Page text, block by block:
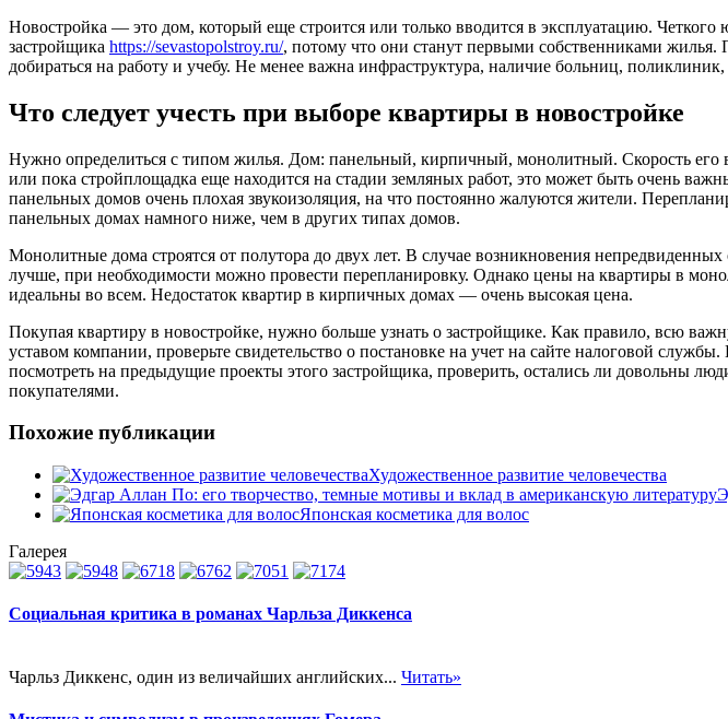
Новостройка — это дом, который еще строится или только вводится в эксплуатацию.
застройщика https://sevastopolstroy.ru/, потому что они станут первыми собственниками жилья.
добираться на работу и учебу. Не менее важна инфраструктура, наличие больниц,
Что следует учесть при выборе квартиры в новостройке
Нужно определиться с типом жилья. Дом: панельный, кирпичный, монолитный. Скорость его
или пока стройплощадка еще находится на стадии земляных работ, это может быть очень
панельных домов очень плохая звукоизоляция, на что постоянно жалуются жители.
панельных домах намного ниже, чем в других типах домов.
Монолитные дома строятся от полутора до двух лет. В случае возникновения
лучше, при необходимости можно провести перепланировку. Однако цены на квартиры в
идеальны во всем. Недостаток квартир в кирпичных домах — очень высокая цена.
Покупая квартиру в новостройке, нужно больше узнать о застройщике. Как правило, всю
уставом компании, проверьте свидетельство о постановке на учет на сайте налоговой
посмотреть на предыдущие проекты этого застройщика, проверить, остались ли довольны
покупателями.
Похожие публикации
Художественное развитие человечества
Японская косметика для волос
Галерея
Социальная критика в романах Чарльза Диккенса
Чарльз Диккенс, один из величайших английских... Читать»